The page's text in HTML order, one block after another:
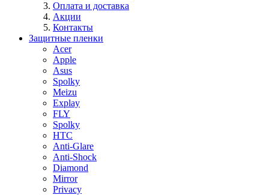
Оплата и доставка
Акции
Контакты
Защитные пленки
Acer
Apple
Asus
Spolky
Meizu
Explay
FLY
Spolky
HTC
Anti-Glare
Anti-Shock
Diamond
Mirror
Privacy